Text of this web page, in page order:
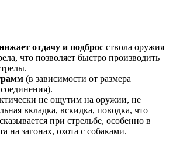
отдачу и подброс ствола оружия
что позволяет быстро производить
(в зависимости от размера
не ощутим на оружии, не
вкладка, вскидка, поводка, что
при стрельбе, особенно в
на загонах, охота с собаками.